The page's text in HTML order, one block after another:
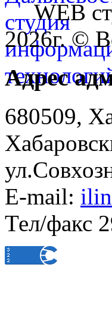
WEB
2026г. ©
Адрес
680509,
E-mail:
Тел/факс